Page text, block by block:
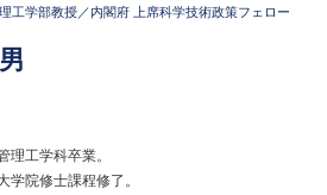
工学部教授／内閣府 上席科学技術政策フェロー
理工学科卒業。
学院修士課程修了。